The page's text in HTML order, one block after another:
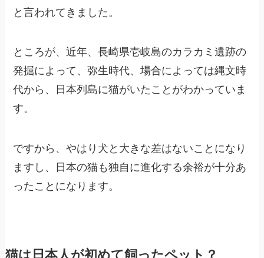
と言われてきました。
ところが、近年、長崎県壱岐島のカラカミ遺跡の
発掘によって、弥生時代、場合によっては縄文時
代から、日本列島に猫がいたことがわかっていま
す。
ですから、やはり犬と大きな差はないことになり
ますし、日本の猫も独自に進化する余裕が十分あ
ったことになります。